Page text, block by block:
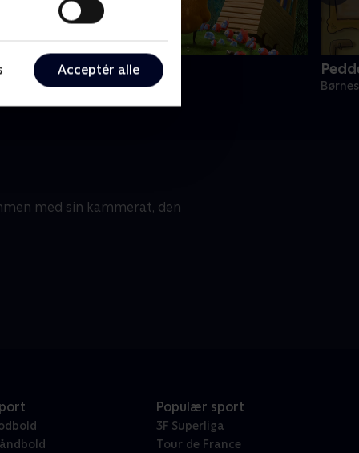
Acceptér alle
& Strit
• 3 sæsoner
med sin kammerat, den
Populær sport
3F Superliga
Tour de France